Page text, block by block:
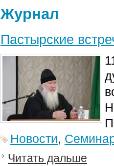
Журнал
Пастырские
Новости,
Читать дальше